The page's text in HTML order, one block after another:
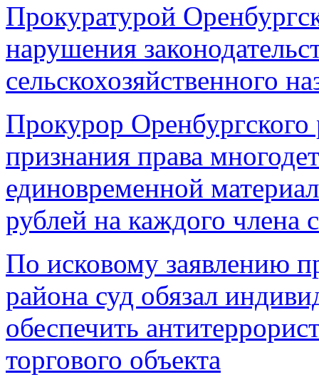
Прокуратурой
нарушения
сельскохозяйственного
Прокурор Оренбургского
признания права
единовременной
рублей на каждого члена
По исковому заявлению
района суд обязал
обеспечить
торгового объекта